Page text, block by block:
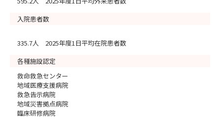
入院患者数
335.7人 2025年度1日平均在院患者数
各種施設認定
救命救急センター
地域医療支援病院
救急告示病院
地域災害拠点病院
臨床研修病院